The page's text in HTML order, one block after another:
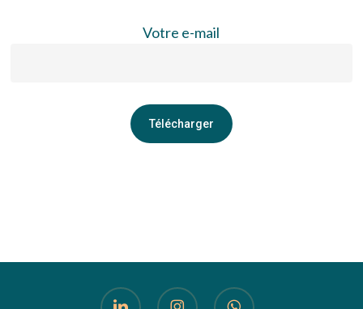
Votre e-mail
linkedin instagram whatsapp